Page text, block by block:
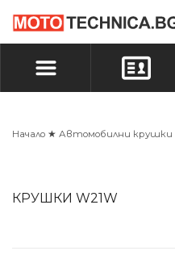
ВХОД
БЪРЗА ПОРЪЧКА ПОРЪЧКА
Начало ★ Автомобилни крушки
КРУШКИ W21W